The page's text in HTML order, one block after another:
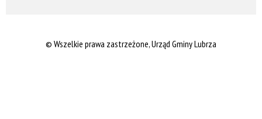
© Wszelkie prawa zastrzeżone, Urząd Gminy Lubrza